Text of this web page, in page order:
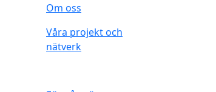
Om oss
Våra projekt och
nätverk